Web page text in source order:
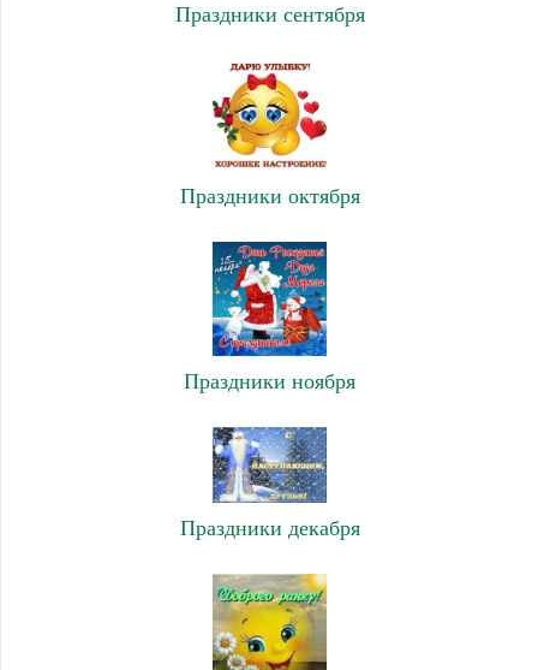
Праздники сентября
Праздники октября
Праздники ноября
Праздники декабря